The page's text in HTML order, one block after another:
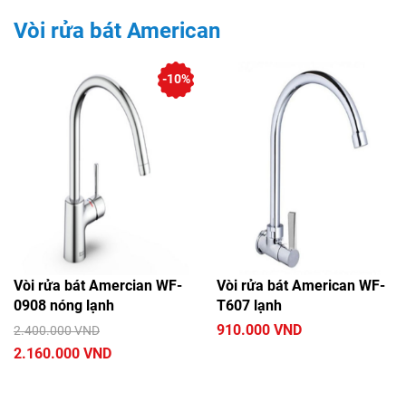
Vòi rửa bát American
Vòi rửa bát Amercian WF-
0908 nóng lạnh
2.400.000 VND
2.160.000 VND
-10%
Vòi rửa bát American WF-
T607 lạnh
910.000 VND